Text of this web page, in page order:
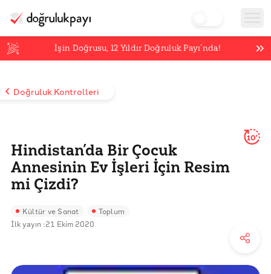
İşin Doğrusu,12 Yıldır Doğruluk Payı’nda!
Doğruluk Kontrolleri
Hindistan’da Bir Çocuk
Annesinin Ev İşleri İçin Resim
mi Çizdi?
10'
Kültür ve Sanat Toplum
İlk yayın :21 Ekim 2020